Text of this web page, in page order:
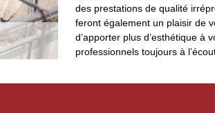
des prestations de qualité
feront également un plaisir de
d’apporter plus d’esthétique à
professionnels toujours à